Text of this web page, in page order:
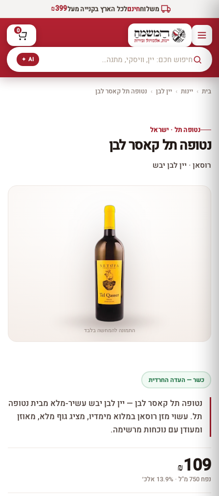
משלוחחינםלכל הארץ בקנייה מעל₪399
AI ✦
0
בית › יינות › יין לבן › נטופה תל קאסר לבן
10% הנחה
עכשיו ב-10% הנחה
נטופה תל · ישראל
נטופה תל קאסר לבן
רוסאן · יין לבן יבש
התמונה להמחשה בלבד
כשר — העדה החרדית
נטופה תל קאסר לבן — יין לבן יבש עשיר-מלא מבית נטופה
תל. עשוי מזן רוסאן במלוא מימדיו, מציג גוף מלא, מאוזן
ומעודן עם נוכחות מרשימה.
₪109
נפח 750 מ''ל · 13.9% אלכ׳